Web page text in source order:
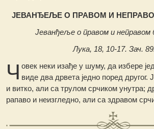
ЈЕВАНЂЕЉЕ O ПРАВОМ И
Јеванђеље о правом и
Лука, 18, 10-17. Зач.
Ч овек неки изађе у шуму, да избере
виде два дрвета једно поред другог.
и витко, али са трулом срчиком унутра;
рапаво и неизгледно, али са здравом